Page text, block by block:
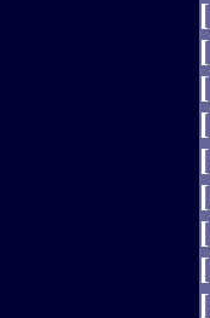
[
[
[
[
[
[
[
[
[